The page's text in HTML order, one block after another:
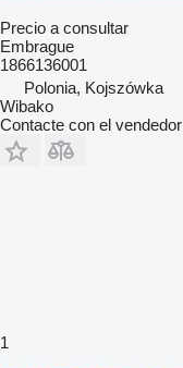
Precio a consultar
Embrague
1866136001
Polonia, Kojszówka
Wibako
Contacte con el vendedor
1